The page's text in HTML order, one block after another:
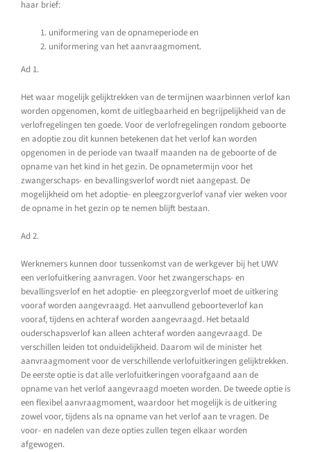
haar brief:
uniformering van de opnameperiode en
uniformering van het aanvraagmoment.
Ad 1.
Het waar mogelijk gelijktrekken van de termijnen waarbinnen verlof kan
worden opgenomen, komt de uitlegbaarheid en begrijpelijkheid van de
verlofregelingen ten goede. Voor de verlofregelingen rondom geboorte
en adoptie zou dit kunnen betekenen dat het verlof kan worden
opgenomen in de periode van twaalf maanden na de geboorte of de
opname van het kind in het gezin. De opnametermijn voor het
zwangerschaps- en bevallingsverlof wordt niet aangepast. De
mogelijkheid om het adoptie- en pleegzorgverlof vanaf vier weken voor
de opname in het gezin op te nemen blijft bestaan.
Ad 2.
Werknemers kunnen door tussenkomst van de werkgever bij het UWV
een verlofuitkering aanvragen. Voor het zwangerschaps- en
bevallingsverlof en het adoptie- en pleegzorgverlof moet de uitkering
vooraf worden aangevraagd. Het aanvullend geboorteverlof kan
vooraf, tijdens en achteraf worden aangevraagd. Het betaald
ouderschapsverlof kan alleen achteraf worden aangevraagd. De
verschillen leiden tot onduidelijkheid. Daarom wil de minister het
aanvraagmoment voor de verschillende verlofuitkeringen gelijktrekken.
De eerste optie is dat alle verlofuitkeringen voorafgaand aan de
opname van het verlof aangevraagd moeten worden. De tweede optie is
een flexibel aanvraagmoment, waardoor het mogelijk is de uitkering
zowel voor, tijdens als na opname van het verlof aan te vragen. De
voor- en nadelen van deze opties zullen tegen elkaar worden
afgewogen.